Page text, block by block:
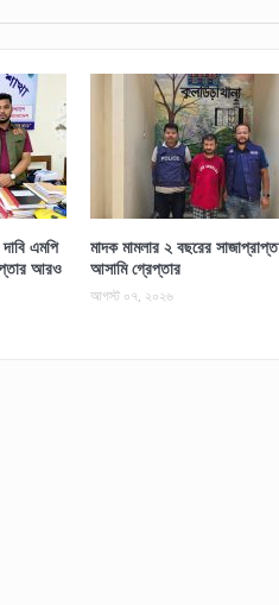
এমপি
আরও
মাদক মামলার ২ বছরের সাজাপ্রাপ্ত
আসামি গ্রেপ্তার
আগস্ট ০৭, ২০২৬